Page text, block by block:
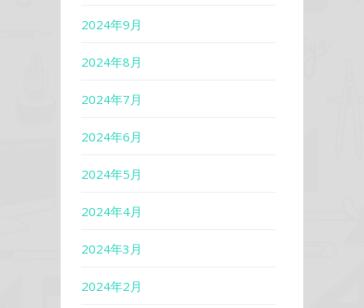
2024年9月
2024年8月
2024年7月
2024年6月
2024年5月
2024年4月
2024年3月
2024年2月